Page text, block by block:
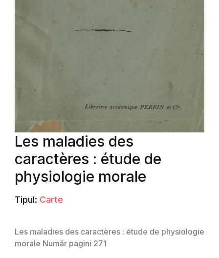
Les maladies des
caractères : étude de
physiologie morale
Tipul: Carte
Les maladies des caractères : étude de physiologie
morale Număr pagini 271